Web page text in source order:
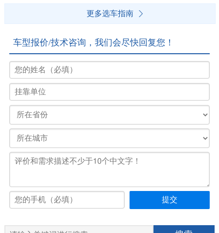
更多选车指南
车型报价/技术咨询，我们会尽快回复您！